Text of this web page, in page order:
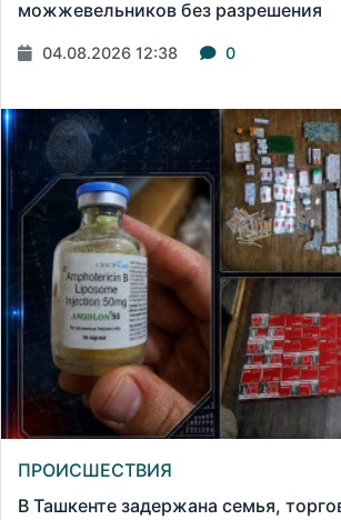
можжевельников без разрешения
04.08.2026 12:38 0
ПРОИСШЕСТВИЯ
В Ташкенте задержана семья,